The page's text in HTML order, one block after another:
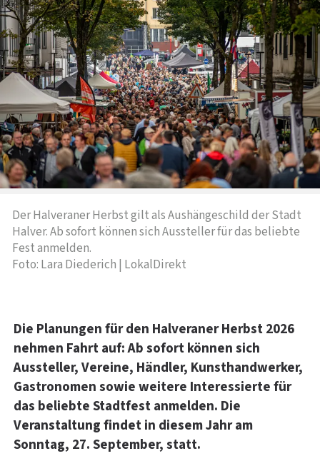
Der Halveraner Herbst gilt als Aushängeschild der Stadt
Halver. Ab sofort können sich Aussteller für das beliebte
Fest anmelden.
Foto: Lara Diederich | LokalDirekt
Die Planungen für den Halveraner Herbst 2026
nehmen Fahrt auf: Ab sofort können sich
Aussteller, Vereine, Händler, Kunsthandwerker,
Gastronomen sowie weitere Interessierte für
das beliebte Stadtfest anmelden. Die
Veranstaltung findet in diesem Jahr am
Sonntag, 27. September, statt.